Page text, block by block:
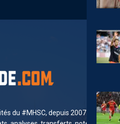
du #MHSC, depuis 2007. News,